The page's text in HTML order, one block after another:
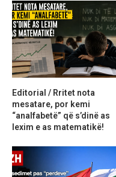
Editorial / Rritet nota
mesatare, por kemi
“analfabetë” që s’dinë as
lexim e as matematikë!